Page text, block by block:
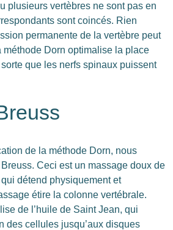
plusieurs vertèbres ne sont pas en
sont coincés. Rien
permanente de la vertèbre peut
méthode Dorn optimalise la place
que les nerfs spinaux puissent
de la méthode Dorn, nous
Ceci est un massage doux de
détend physiquement et
étire la colonne vertébrale.
de l’huile de Saint Jean, qui
des cellules jusqu’aux disques